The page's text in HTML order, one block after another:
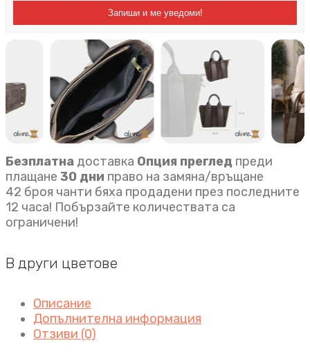
Запиши и ме уведоми!
Безплатна доставка Опция преглед преди
плащане 30 дни право на замяна/връщане
42 броя чанти бяха продадени през последните
12 часа! Побързайте количествата са
ограничени!
В други цветове
Описание
Допълнителна информация
Отзиви (0)